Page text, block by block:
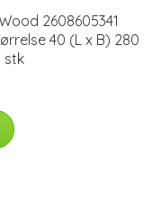
2608605341
40 (L x B) 280
stk